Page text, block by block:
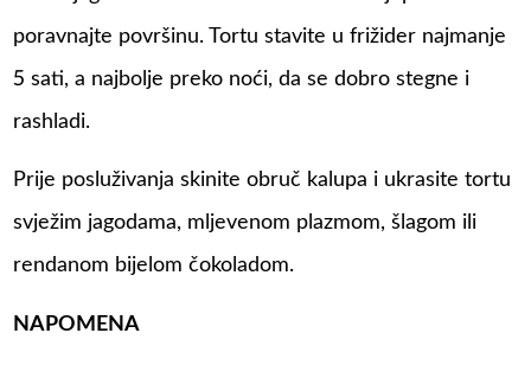
poravnajte površinu. Tortu stavite u frižider najmanje
5 sati, a najbolje preko noći, da se dobro stegne i
rashladi.
Prije posluživanja skinite obruč kalupa i ukrasite tortu
svježim jagodama, mljevenom plazmom, šlagom ili
rendanom bijelom čokoladom.
NAPOMENA